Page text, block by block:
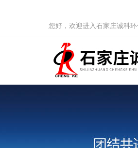
您好，欢迎进入石家庄诚科